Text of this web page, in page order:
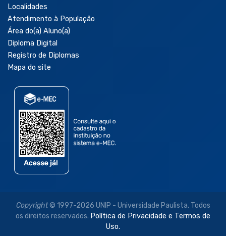
Localidades
Atendimento à População
Área do(a) Aluno(a)
Diploma Digital
Registro de Diplomas
Mapa do site
Copyright© 1997-2026 UNIP - Universidade Paulista. Todos
os direitos reservados. Política de Privacidade e Termos de
Uso.